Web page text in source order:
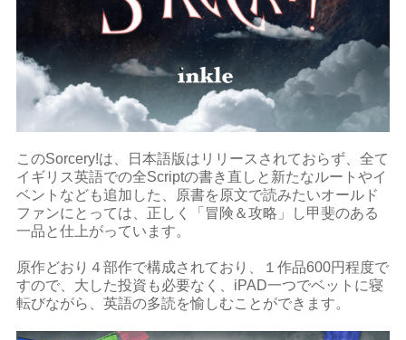
このSorcery!は、日本語版はリリースされておらず、全て
イギリス英語での全Scriptの書き直しと新たなルートやイ
ベントなども追加した、原書を原文で読みたいオールド
ファンにとっては、正しく「冒険＆攻略」し甲斐のある
一品と仕上がっています。
原作どおり４部作で構成されており、１作品600円程度で
すので、大した投資も必要なく、iPAD一つでベットに寝
転びながら、英語の多読を愉しむことができます。